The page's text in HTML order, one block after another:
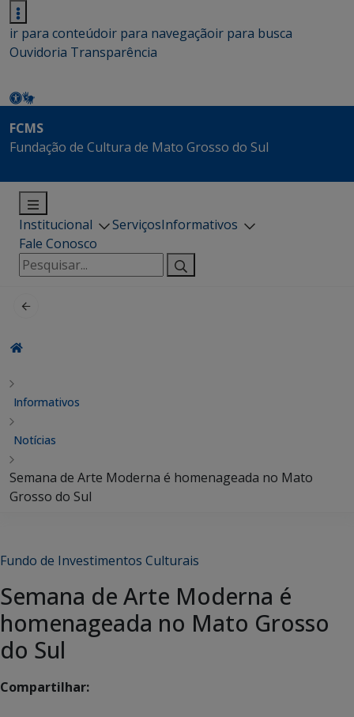
ir para conteúdoir para navegaçãoir para busca
Ouvidoria Transparência
FCMS
Fundação de Cultura de Mato Grosso do Sul
Institucional ServiçosInformativos
Fale Conosco
Pesquisar
por:
Informativos
Notícias
Semana de Arte Moderna é homenageada no Mato
Grosso do Sul
Fundo de Investimentos Culturais
Semana de Arte Moderna é
homenageada no Mato Grosso
do Sul
Compartilhar: